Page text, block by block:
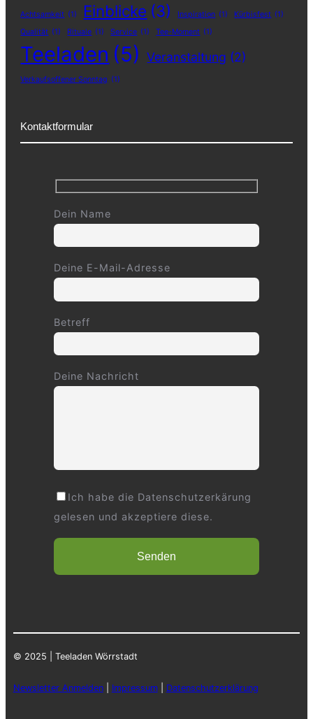
Achtsamkeit (1) Einblicke (3) Inspiration (1) Kürbisfest (1)
Qualität (1) Rituale (1) Service (1) Tee-Moment (1)
Teeladen (5) Veranstaltung (2)
Verkaufsoffener Sonntag (1)
Kontaktformular
Dein Name
Deine E-Mail-Adresse
Betreff
Deine Nachricht
Ich habe die Datenschutzerkärung
gelesen und akzeptiere diese.
© 2025 | Teeladen Wörrstadt
Newsletter Anmelden| Impressum| Datenschutzerklärung